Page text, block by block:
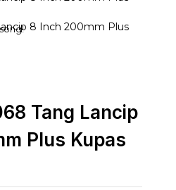
Tang Lancip
Plus Kupas